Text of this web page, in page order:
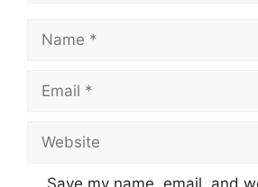
Save my name, email, and